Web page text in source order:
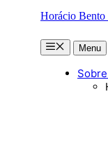
Horácio Bento
MenuMenu